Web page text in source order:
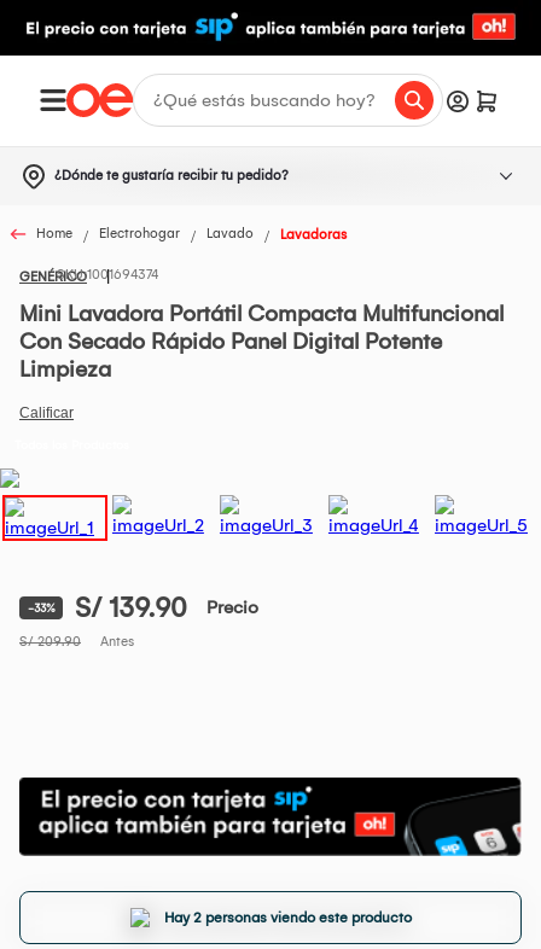
¿Dónde te gustaría recibir tu pedido?
Home Electrohogar Lavado Lavadoras
GENÉRICO1001694374
Mini Lavadora Portátil Compacta Multifuncional
Con Secado Rápido Panel Digital Potente
Limpieza
-33% S/ 139.90 Precio
S/ 209.90 Antes
Hay 2 personas viendo este producto